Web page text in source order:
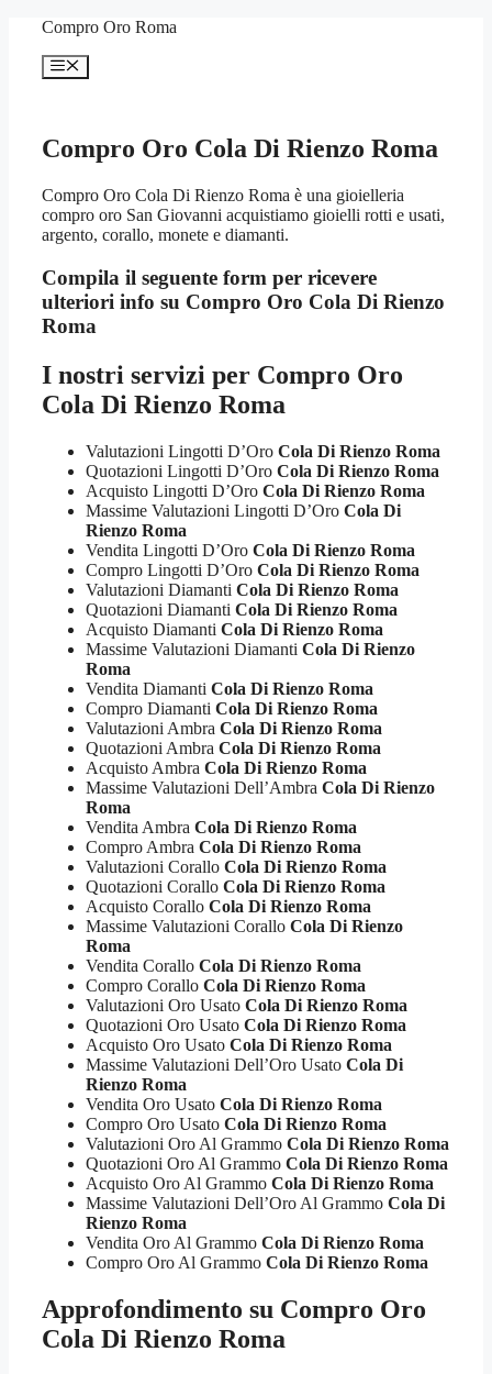
contenuto
Compro Oro Roma
Menu
Compro Oro Cola Di Rienzo Roma
Compro Oro Cola Di Rienzo Roma è una gioielleria
compro oro San Giovanni acquistiamo gioielli rotti e usati,
argento, corallo, monete e diamanti.
Compila il seguente form per ricevere
ulteriori info su Compro Oro Cola Di Rienzo
Roma
I nostri servizi per Compro Oro
Cola Di Rienzo Roma
Valutazioni Lingotti D’Oro Cola Di Rienzo Roma
Quotazioni Lingotti D’Oro Cola Di Rienzo Roma
Acquisto Lingotti D’Oro Cola Di Rienzo Roma
Massime Valutazioni Lingotti D’Oro Cola Di
Rienzo Roma
Vendita Lingotti D’Oro Cola Di Rienzo Roma
Compro Lingotti D’Oro Cola Di Rienzo Roma
Valutazioni Diamanti Cola Di Rienzo Roma
Quotazioni Diamanti Cola Di Rienzo Roma
Acquisto Diamanti Cola Di Rienzo Roma
Massime Valutazioni Diamanti Cola Di Rienzo
Roma
Vendita Diamanti Cola Di Rienzo Roma
Compro Diamanti Cola Di Rienzo Roma
Valutazioni Ambra Cola Di Rienzo Roma
Quotazioni Ambra Cola Di Rienzo Roma
Acquisto Ambra Cola Di Rienzo Roma
Massime Valutazioni Dell’Ambra Cola Di Rienzo
Roma
Vendita Ambra Cola Di Rienzo Roma
Compro Ambra Cola Di Rienzo Roma
Valutazioni Corallo Cola Di Rienzo Roma
Quotazioni Corallo Cola Di Rienzo Roma
Acquisto Corallo Cola Di Rienzo Roma
Massime Valutazioni Corallo Cola Di Rienzo
Roma
Vendita Corallo Cola Di Rienzo Roma
Compro Corallo Cola Di Rienzo Roma
Valutazioni Oro Usato Cola Di Rienzo Roma
Quotazioni Oro Usato Cola Di Rienzo Roma
Acquisto Oro Usato Cola Di Rienzo Roma
Massime Valutazioni Dell’Oro Usato Cola Di
Rienzo Roma
Vendita Oro Usato Cola Di Rienzo Roma
Compro Oro Usato Cola Di Rienzo Roma
Valutazioni Oro Al Grammo Cola Di Rienzo Roma
Quotazioni Oro Al Grammo Cola Di Rienzo Roma
Acquisto Oro Al Grammo Cola Di Rienzo Roma
Massime Valutazioni Dell’Oro Al Grammo Cola Di
Rienzo Roma
Vendita Oro Al Grammo Cola Di Rienzo Roma
Compro Oro Al Grammo Cola Di Rienzo Roma
Approfondimento su Compro Oro
Cola Di Rienzo Roma